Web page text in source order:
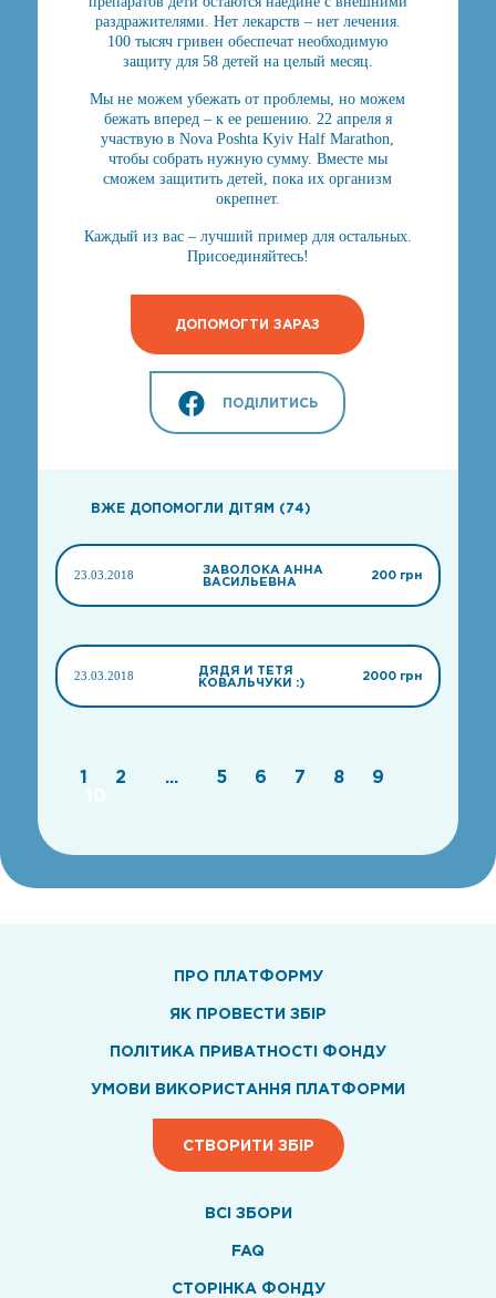
раздражителями. Нет лекарств – нет лечения.
100 тысяч гривен обеспечат необходимую
защиту для 58 детей на целый месяц.
Мы не можем убежать от проблемы, но можем
бежать вперед – к ее решению. 22 апреля я
участвую в Nova Poshta Kyiv Half Marathon,
чтобы собрать нужную сумму. Вместе мы
сможем защитить детей, пока их организм
окрепнет.
Каждый из вас – лучший пример для остальных.
Присоединяйтесь!
ДОПОМОГТИ ЗАРАЗ
ПОДІЛИТИСЬ
ВЖЕ ДОПОМОГЛИ ДІТЯМ (74)
23.03.2018
ЗАВОЛОКА АННА
ВАСИЛЬЕВНА
200 грн
23.03.2018
ДЯДЯ И ТЕТЯ
КОВАЛЬЧУКИ :)
2000 грн
1 2 ... 5 6 7 8
9
ПРО ПЛАТФОРМУ
ЯК ПРОВЕСТИ ЗБІР
ПОЛІТИКА ПРИВАТНОСТІ ФОНДУ
УМОВИ ВИКОРИСТАННЯ ПЛАТФОРМИ
СТВОРИТИ ЗБІР
ВСI ЗБОРИ
FAQ
СТОРІНКА ФОНДУ